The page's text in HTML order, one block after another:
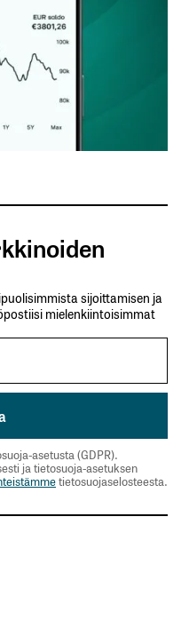
sijoittamisen ja
mielenkiintoisimmat
asetusta (GDPR).
ja tietosuoja-asetuksen
tietosuojaselosteesta.